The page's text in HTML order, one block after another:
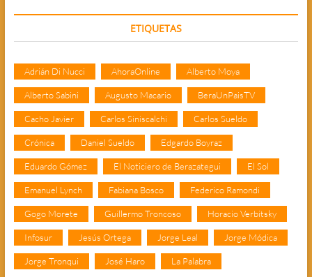
ETIQUETAS
Adrián Di Nucci AhoraOnline Alberto Moya
Alberto Sabini Augusto Macario BeraUnPaisTV
Cacho Javier Carlos Siniscalchi Carlos Sueldo
Crónica Daniel Sueldo Edgardo Boyraz
Eduardo Gómez El Noticiero de Berazategui El Sol
Emanuel Lynch Fabiana Bosco Federico Ramondi
Gogo Morete Guillermo Troncoso Horacio Verbitsky
Infosur Jesús Ortega Jorge Leal Jorge Módica
Jorge Tronqui José Haro La Palabra